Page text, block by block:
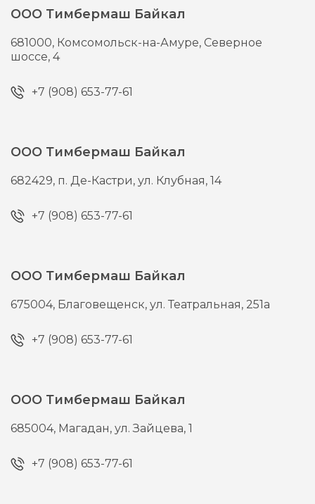
ООО Тимбермаш Байкал
681000, Комсомольск-на-Амуре, Северное
шоссе, 4
+7 (908) 653-77-61
ООО Тимбермаш Байкал
682429, п. Де-Кастри,ул. Клубная, 14
+7 (908) 653-77-61
ООО Тимбермаш Байкал
675004, Благовещенск,ул. Театральная, 251а
+7 (908) 653-77-61
ООО Тимбермаш Байкал
685004, Магадан,ул. Зайцева, 1
+7 (908) 653-77-61